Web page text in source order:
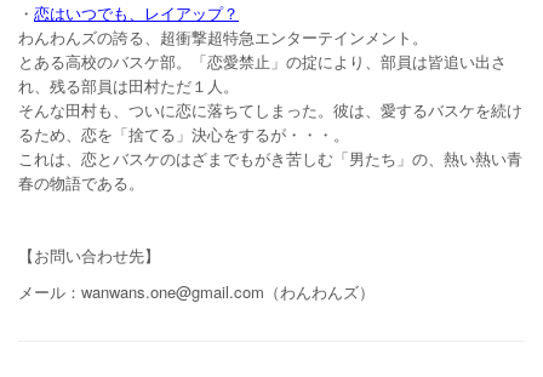
・ 恋はいつでも、レイアップ？
わんわんズの誇る、超衝撃超特急エンターテインメント。
とある高校のバスケ部。「恋愛禁止」の掟により、部員は皆追い出さ
れ、残る部員は田村ただ１人。
そんな田村も、ついに恋に落ちてしまった。彼は、愛するバスケを続け
るため、恋を「捨てる」決心をするが・・・。
これは、恋とバスケのはざまでもがき苦しむ「男たち」の、熱い熱い青
春の物語である。
【お問い合わせ先】
メール：‭wanwans.one@gmail.com‬（わんわんズ）